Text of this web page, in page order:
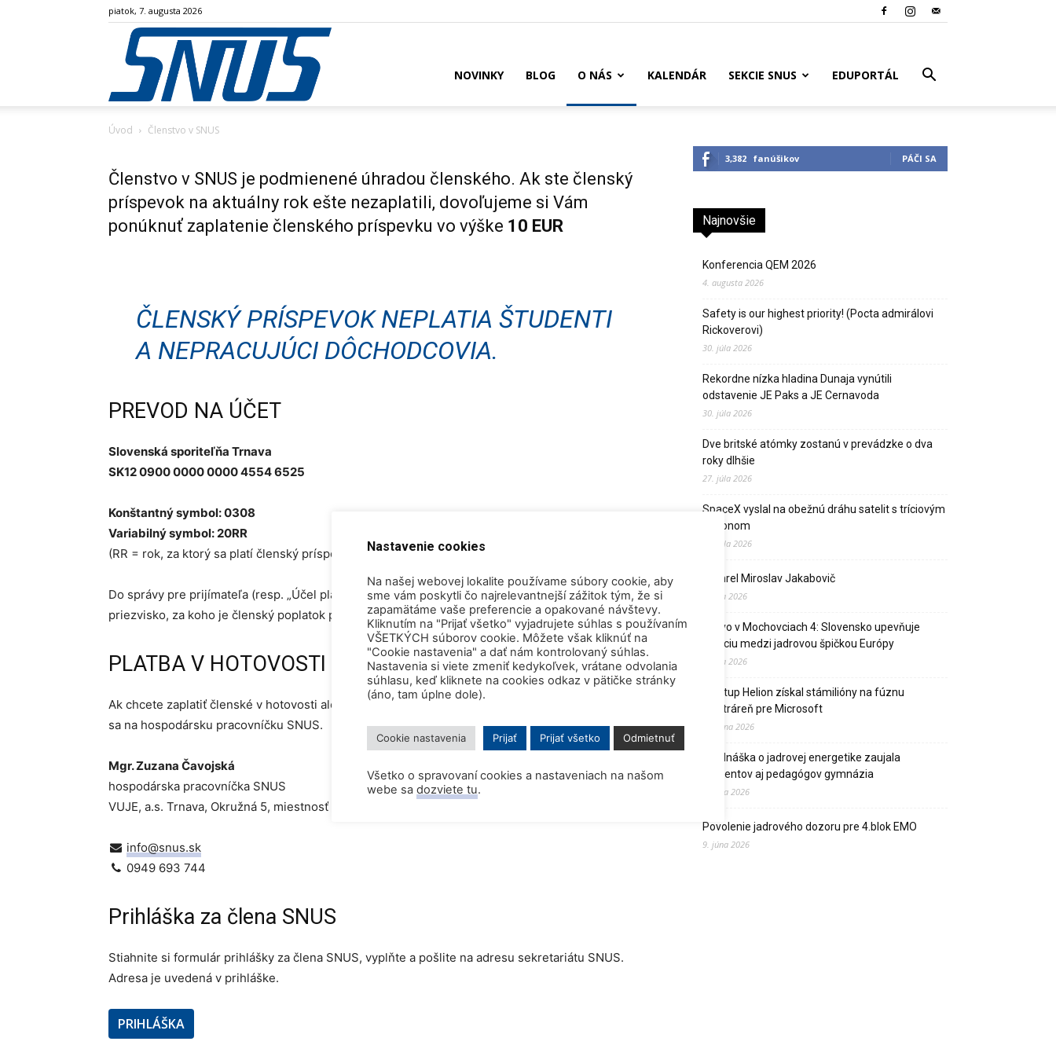
piatok, 7. augusta 2026
NOVINKY BLOG O NÁS KALENDÁR SEKCIE SNUS EDUPORTÁL
Úvod Členstvo v SNUS
Členstvo v SNUS je podmienené úhradou členského. Ak ste členský
príspevok na aktuálny rok ešte nezaplatili, dovoľujeme si Vám
ponúknuť zaplatenie členského príspevku vo výške 10 EUR
ČLENSKÝ PRÍSPEVOK NEPLATIA ŠTUDENTI
A NEPRACUJÚCI DÔCHODCOVIA.
PREVOD NA ÚČET
Slovenská sporiteľňa Trnava
SK12 0900 0000 0000 4554 6525
Konštantný symbol: 0308
Variabilný symbol: 20RR
(RR = rok, za ktorý sa platí členský príspevok)
Do správy pre prijímateľa (resp. „Účel platby“ alebo „Doplňujúce údaje“) uveďte meno a
priezvisko, za koho je členský poplatok platený.
PLATBA V HOTOVOSTI
Ak chcete zaplatiť členské v hotovosti alebo neviete, či ho máte uhradené za minulé roky, obráťte
sa na hospodársku pracovníčku SNUS.
Mgr. Zuzana Čavojská
hospodárska pracovníčka SNUS
VUJE, a.s. Trnava, Okružná 5, miestnosť č. A0318
info@snus.sk
0949 693 744
Prihláška za člena SNUS
Stiahnite si formulár prihlášky za člena SNUS, vyplňte a pošlite na adresu sekretariátu SNUS.
Adresa je uvedená v prihláške.
PRIHLÁŠKA
3,382 fanúšikov PÁČI SA
Najnovšie
Konferencia QEM 2026
4. augusta 2026
Safety is our highest priority! (Pocta admirálovi
Rickoverovi)
30. júla 2026
Rekordne nízka hladina Dunaja vynútili
odstavenie JE Paks a JE Cernavoda
30. júla 2026
Dve britské atómky zostanú v prevádzke o dva
roky dlhšie
27. júla 2026
SpaceX vyslal na obežnú dráhu satelit s tríciovým
pohonom
13. júla 2026
Zomrel Miroslav Jakabovič
2. júla 2026
Palivo v Mochovciach 4: Slovensko upevňuje
pozíciu medzi jadrovou špičkou Európy
2. júla 2026
Startup Helion získal stámilióny na fúznu
elektráreň pre Microsoft
15. júna 2026
Prednáška o jadrovej energetike zaujala
študentov aj pedagógov gymnázia
9. júna 2026
Povolenie jadrového dozoru pre 4.blok EMO
9. júna 2026
Nastavenie cookies
Na našej webovej lokalite používame súbory cookie, aby
sme vám poskytli čo najrelevantnejší zážitok tým, že si
zapamätáme vaše preferencie a opakované návštevy.
Kliknutím na "Prijať všetko" vyjadrujete súhlas s používaním
VŠETKÝCH súborov cookie. Môžete však kliknúť na
"Cookie nastavenia" a dať nám kontrolovaný súhlas.
Nastavenia si viete zmeniť kedykoľvek, vrátane odvolania
súhlasu, keď kliknete na cookies odkaz v pätičke stránky
(áno, tam úplne dole).
Cookie nastavenia Prijať Prijať všetko Odmietnuť
Všetko o spravovaní cookies a nastaveniach na našom
webe sa dozviete tu.